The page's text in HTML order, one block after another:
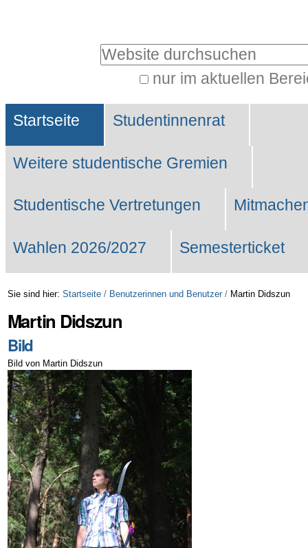
Website durchsuchen
nur im aktuellen
Suche…
Sektionen
Startseite Studentinnenrat
Weitere studentische Gremien
Studentische Vertretungen
Wahlen 2026/2027 Semesterticket
Sie sind hier: Startseite / Benutzerinnen und Benutzer / Martin Didszun
Martin Didszun
Bild
Bild von Martin Didszun